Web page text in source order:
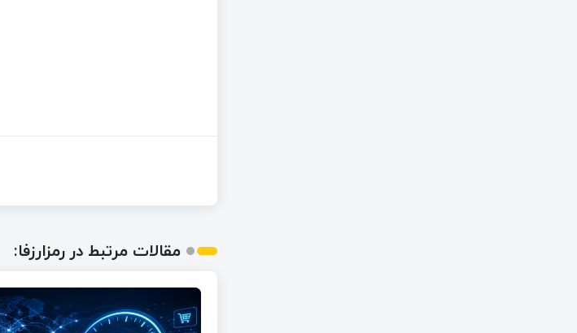
مقالات مرتبط در رمزارزفا: